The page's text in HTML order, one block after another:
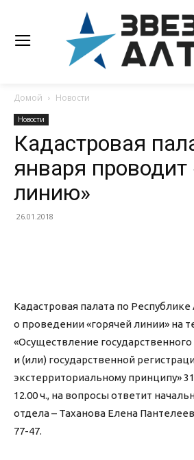
Домой Новости
Новости
Кадастровая
января проводит
линию»
26.01.2018
Кадастровая палата по
о проведении «горячей линии» на
«Осуществление государственного
и (или) государственной
экстерриториальному принципу»
12.00 ч., на вопросы ответит
отдела – Таханова Елена
77-47.